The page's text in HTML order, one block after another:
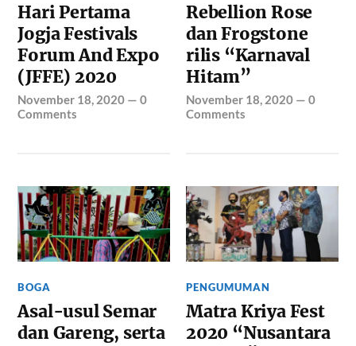
Hari Pertama
Jogja Festivals
Forum And Expo
(JFFE) 2020
November 18, 2020 —0
Comments
Rebellion Rose
dan Frogstone
rilis “Karnaval
Hitam”
November 18, 2020 —0
Comments
BOGA
Asal-usul Semar
dan Gareng, serta
PENGUMUMAN
Matra Kriya Fest
2020 “Nusantara